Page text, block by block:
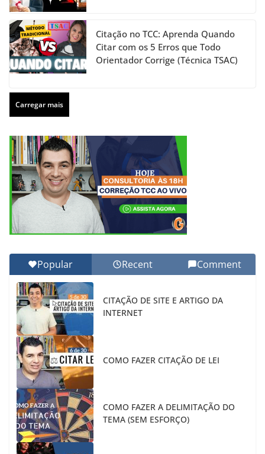
Citação no TCC: Aprenda Quando
Citar com os 5 Erros que Todo
Orientador Corrige (Técnica TSAC)
Carregar mais
Popular Recent Comment
CITAÇÃO DE SITE E ARTIGO DA
INTERNET
COMO FAZER CITAÇÃO DE LEI
COMO FAZER A DELIMITAÇÃO DO
TEMA (SEM ESFORÇO)